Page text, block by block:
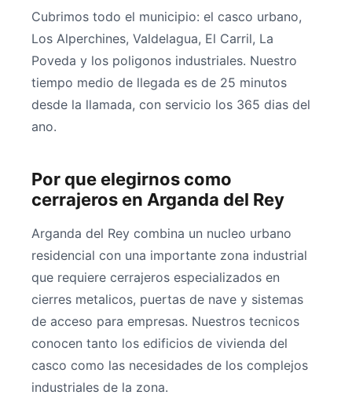
Cubrimos todo el municipio: el casco urbano,
Los Alperchines, Valdelagua, El Carril, La
Poveda y los poligonos industriales. Nuestro
tiempo medio de llegada es de 25 minutos
desde la llamada, con servicio los 365 dias del
ano.
Por que elegirnos como
cerrajeros en Arganda del Rey
Arganda del Rey combina un nucleo urbano
residencial con una importante zona industrial
que requiere cerrajeros especializados en
cierres metalicos, puertas de nave y sistemas
de acceso para empresas. Nuestros tecnicos
conocen tanto los edificios de vivienda del
casco como las necesidades de los complejos
industriales de la zona.